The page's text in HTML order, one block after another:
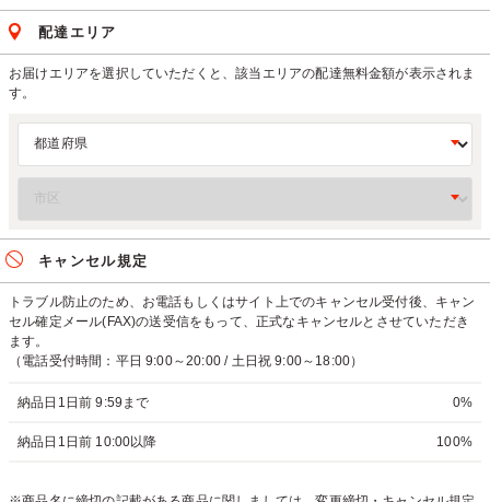
配達エリア
お届けエリアを選択していただくと、該当エリアの配達無料金額が表示されま
す。
キャンセル規定
トラブル防止のため、お電話もしくはサイト上でのキャンセル受付後、キャン
セル確定メール(FAX)の送受信をもって、正式なキャンセルとさせていただき
ます。
（電話受付時間：平日 9:00～20:00 / 土日祝 9:00～18:00）
納品日1日前 9:59まで 0%
納品日1日前 10:00以降 100%